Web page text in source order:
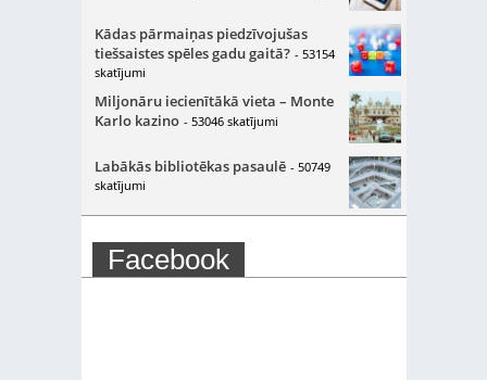
Kādas pārmaiņas piedzīvojušas
tiešsaistes spēles gadu gaitā? - 53154
skatījumi
Miljonāru iecienītākā vieta – Monte
Karlo kazino - 53046 skatījumi
Labākās bibliotēkas pasaulē - 50749
skatījumi
Facebook